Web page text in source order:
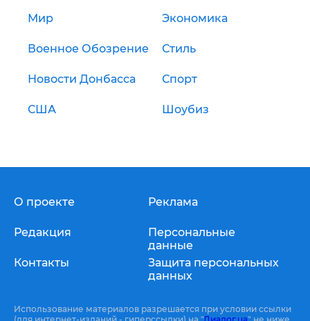
Мир Экономика
Военное Обозрение Стиль
Новости Донбасса Спорт
США Шоубиз
О проекте
Редакция
Контакты
Реклама
Персональные
данные
Защита персональных
данных
Использование материалов разрешается при условии ссылки